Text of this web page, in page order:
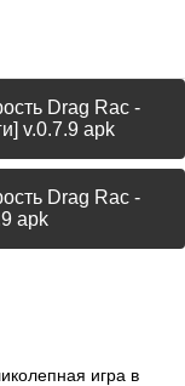
Drag Rac -
v.0.7.9 apk
Drag Rac -
apk
игра в